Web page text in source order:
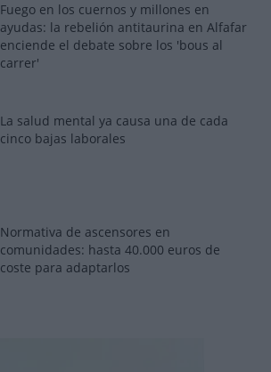
Fuego en los cuernos y millones en
ayudas: la rebelión antitaurina en Alfafar
enciende el debate sobre los 'bous al
carrer'
La salud mental ya causa una de cada
cinco bajas laborales
Normativa de ascensores en
comunidades: hasta 40.000 euros de
coste para adaptarlos